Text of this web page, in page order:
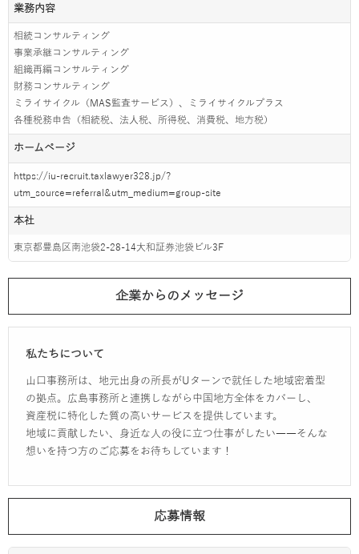
業務内容
相続コンサルティング
事業承継コンサルティング
組織再編コンサルティング
財務コンサルティング
ミライサイクル（MAS監査サービス）、ミライサイクルプラス
各種税務申告（相続税、法人税、所得税、消費税、地方税）
ホームページ
https://iu-recruit.taxlawyer328.jp/?
utm_source=referral&utm_medium=group-site
本社
東京都豊島区南池袋2-28-14大和証券池袋ビル3F
企業からのメッセージ
私たちについて
山口事務所は、地元出身の所長がUターンで就任した地域密着型
の拠点。広島事務所と連携しながら中国地方全体をカバーし、
資産税に特化した質の高いサービスを提供しています。
地域に貢献したい、身近な人の役に立つ仕事がしたい――そんな
想いを持つ方のご応募をお待ちしています！
応募情報